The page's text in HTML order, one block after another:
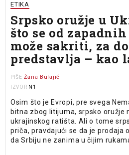
ETIKA
Srpsko oružje u
što se od
može sakriti, za
predstavlja – kao
PIŠE Žana Bulajić
IZVOR N1
Osim što je Evropi, pre svega
bitna zbog litijuma, srpsko oružje
ukrajinskog ratišta. Ali o tome
priča, pravdajući se da je prodaja
da Srbiju ne zanima u čijim